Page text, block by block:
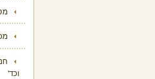
וכד'